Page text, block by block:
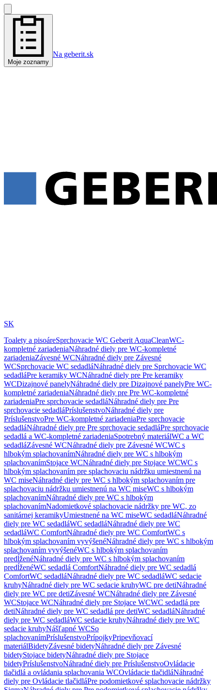
Moje zoznamy
Na geberit.sk
SK
Toalety a pisoáreSprchovacie WC Geberit AquaCleanWC-
kompletné zariadeniaNáhradné diely pre WC-kompletné
zariadeniaZávesné WCNáhradné diely pre Závesné
WCSprchovacie WC sedadláNáhradné diely pre Sprchovacie WC
sedadláPre keramiky WCNáhradné diely pre Pre keramiky
WCDizajnové panelyNáhradné diely pre Dizajnové panelyPre WC-
kompletné zariadeniaNáhradné diely pre Pre WC-kompletné
zariadeniaPre sprchovacie sedadláNáhradné diely pre Pre
sprchovacie sedadláPríslušenstvoNáhradné diely pre
PríslušenstvoPre WC-kompletné zariadeniaPre sprchovacie
sedadláNáhradné diely pre Pre sprchovacie sedadláPre sprchovacie
sedadlá a WC-kompletné zariadeniaSpotrebný materiálWC a WC
sedadláZávesné WCNáhradné diely pre Závesné WCWC s
hlbokým splachovanímNáhradné diely pre WC s hlbokým
splachovanímStojace WCNáhradné diely pre Stojace WCWC s
hlbokým splachovaním pre splachovaciu nádržku umiestnenú na
WC miseNáhradné diely pre WC s hlbokým splachovaním pre
splachovaciu nádržku umiestnenú na WC miseWC s hlbokým
splachovanímNáhradné diely pre WC s hlbokým
splachovanímNadomietkové splachovacie nádržky pre WC, zo
sanitárnej keramikyUmiestnené na WC miseWC sedadláNáhradné
diely pre WC sedadláWC sedadláNáhradné diely pre WC
sedadláWC ComfortNáhradné diely pre WC ComfortWC s
hlbokým splachovaním vyvýšenéNáhradné diely pre WC s hlbokým
splachovaním vyvýšenéWC s hlbokým splachovaním
predĺženéNáhradné diely pre WC s hlbokým splachovaním
predĺženéWC sedadlá ComfortNáhradné diely pre WC sedadlá
ComfortWC sedadláNáhradné diely pre WC sedadláWC sedacie
kruhyNáhradné diely pre WC sedacie kruhyWC pre detiNáhradné
diely pre WC pre detiZávesné WCNáhradné diely pre Závesné
WCStojace WCNáhradné diely pre Stojace WCWC sedadlá pre
detiNáhradné diely pre WC sedadlá pre detiWC sedadláNáhradné
diely pre WC sedadláWC sedacie kruhyNáhradné diely pre WC
sedacie kruhyNášľapné WCSo
splachovanímPríslušenstvoPrípojkyPripevňovací
materiálBidetyZávesné bidetyNáhradné diely pre Závesné
bidetyStojace bidetyNáhradné diely pre Stojace
bidetyPríslušenstvoNáhradné diely pre PríslušenstvoOvládacie
tlačidlá a ovládania splachovania WCOvládacie tlačidláNáhradné
diely pre Ovládacie tlačidláPre podomietkové splachovacie nádržky